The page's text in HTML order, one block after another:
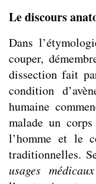
Le discours
Dans
couper,
dissection fait
condition
humaine
malade un
l’homme et le
traditionnelles.
usages